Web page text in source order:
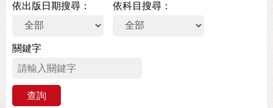
依出版日期搜尋 依科目搜尋
關鍵字